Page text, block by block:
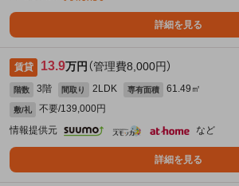
詳細を見る
賃貸 13.9万円 （管理費8,000円）
階数 3階 間取り 2LDK 専有面積 61.49㎡
敷/礼
不要/139,000円
情報提供元
など
詳細を見る